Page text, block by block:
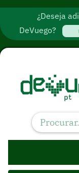
¿Deseja
DeVuego?